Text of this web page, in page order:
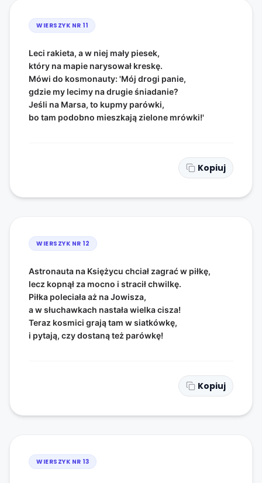
WIERSZYK NR 11
Leci rakieta, a w niej mały piesek,
który na mapie narysował kreskę.
Mówi do kosmonauty: 'Mój drogi panie,
gdzie my lecimy na drugie śniadanie?
Jeśli na Marsa, to kupmy parówki,
bo tam podobno mieszkają zielone mrówki!'
Kopiuj
WIERSZYK NR 12
Astronauta na Księżycu chciał zagrać w piłkę,
lecz kopnął za mocno i stracił chwilkę.
Piłka poleciała aż na Jowisza,
a w słuchawkach nastała wielka cisza!
Teraz kosmici grają tam w siatkówkę,
i pytają, czy dostaną też parówkę!
Kopiuj
WIERSZYK NR 13